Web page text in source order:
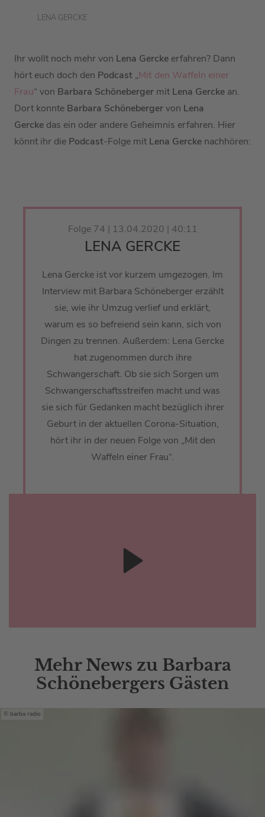
LENA GERCKE
Ihr wollt noch mehr von Lena Gercke erfahren? Dann
hört euch doch den Podcast „Mit den Waffeln einer
Frau“ von Barbara Schöneberger mit Lena Gercke an.
Dort konnte Barbara Schönebergervon Lena
Gercke das ein oder andere Geheimnis erfahren. Hier
könnt ihr die Podcast-Folge mit Lena Gercke nachhören:
Folge 74 | 13.04.2020 | 40:11
LENA GERCKE
Lena Gercke ist vor kurzem umgezogen. Im
Interview mit Barbara Schöneberger erzählt
sie, wie ihr Umzug verlief und erklärt,
warum es so befreiend sein kann, sich von
Dingen zu trennen. Außerdem: Lena Gercke
hat zugenommen durch ihre
Schwangerschaft. Ob sie sich Sorgen um
Schwangerschaftsstreifen macht und was
sie sich für Gedanken macht bezüglich ihrer
Geburt in der aktuellen Corona-Situation,
hört ihr in der neuen Folge von „Mit den
Waffeln einer Frau“.
Mehr News zu Barbara
Schönebergers Gästen
barba radio